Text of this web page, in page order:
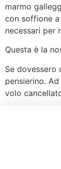
marmo
con soffione
necessari per
Questa è la
Se
pensierino.
volo